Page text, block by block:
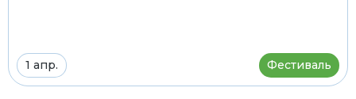
1 апр. Фестиваль